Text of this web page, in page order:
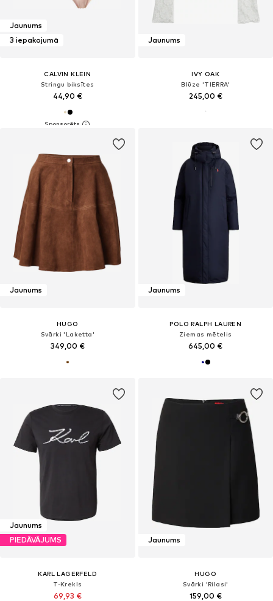
Jaunums
3 iepakojumā
CALVIN KLEIN
Stringu biksītes
44,90 €
Jaunums
IVY OAK
Blūze 'TIERRA'
245,00 €
Jaunums
HUGO
Svārki 'Laketta'
349,00 €
Jaunums
POLO RALPH LAUREN
Ziemas mētelis
645,00 €
Jaunums
PIEDĀVĀJUMS
KARL LAGERFELD
T-Krekls
69,93 €
Jaunums
HUGO
Svārki 'Rilasi'
159,00 €